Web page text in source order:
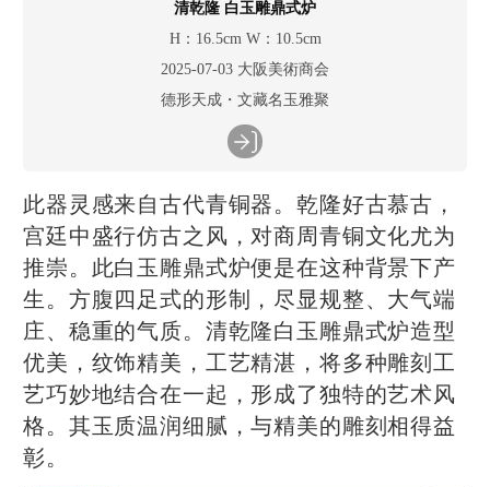
清乾隆 白玉雕鼎式炉
H：16.5cm W：10.5cm
2025-07-03 大阪美術商会
德形天成・文藏名玉雅聚
此器灵感来自古代青铜器。乾隆好古慕古，
宫廷中盛行仿古之风，对商周青铜文化尤为
推崇。此白玉雕鼎式炉便是在这种背景下产
生。方腹四足式的形制，尽显规整、大气端
庄、稳重的气质。清乾隆白玉雕鼎式炉造型
优美，纹饰精美，工艺精湛，将多种雕刻工
艺巧妙地结合在一起，形成了独特的艺术风
格。其玉质温润细腻，与精美的雕刻相得益
彰。